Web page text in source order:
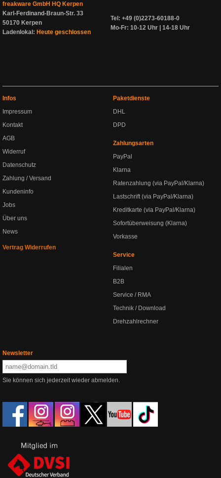
freakware GmbH HQ Kerpen
Karl-Ferdinand-Braun-Str. 33
50170 Kerpen
Ladenlokal: Heute geschlossen
Tel: +49 (0)2273-60188-0
Mo-Fr: 10-12 Uhr | 14-18 Uhr
Infos
Impressum
Kontakt
AGB
Widerruf
Datenschutz
Zahlung / Versand
Kundeninfo
Jobs
Über uns
News
Vertrag Widerrufen
Paketdienste
DHL
DPD
Zahlungsarten
PayPal
Klarna
Ratenzahlung (via PayPal/Klarna)
Lastschrift (via PayPal/Klarna)
Kreditkarte (via PayPal/Klarna)
Sofortüberweisung (Klarna)
Vorkasse
Service
Filialen
B2B
Service / RMA
Technik / Download
Drehzahlrechner
Newsletter
Sie können sich jederzeit wieder abmelden.